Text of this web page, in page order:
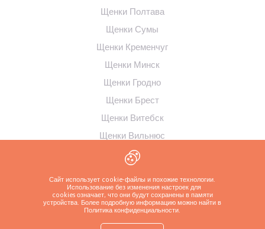
Щенки Полтава
Щенки Сумы
Щенки Кременчуг
Щенки Минск
Щенки Гродно
Щенки Брест
Щенки Витебск
Щенки Вильнюс
Щенки Рига
Щенки Каунас
Сайт использует cookie-файлы и похожие технологии.
Использование без изменения настроек для
cookies означает, что они будут сохранены в памяти
устройства. Более подробную информацию можно найти в
Политика конфиденциальности